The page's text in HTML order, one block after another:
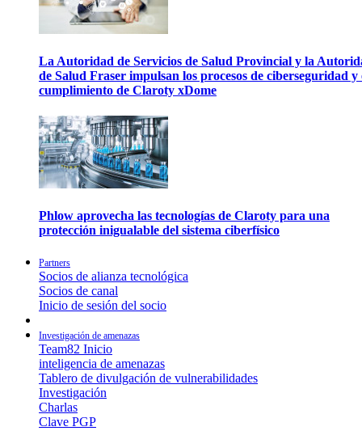
La Autoridad de Servicios de Salud Provincial y la
de Salud Fraser impulsan los procesos de ciberseguridad y
cumplimiento de Claroty xDome
Phlow aprovecha las tecnologías de Claroty para una
protección inigualable del sistema ciberfísico
Partners
Socios de alianza tecnológica
Socios de canal
Inicio de sesión del socio
Investigación de amenazas
Team82 Inicio
inteligencia de amenazas
Tablero de divulgación de vulnerabilidades
Investigación
Charlas
Clave PGP